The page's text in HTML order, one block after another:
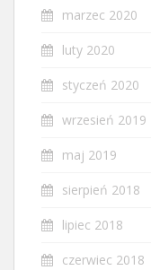
marzec 2020
luty 2020
styczeń 2020
wrzesień 2019
maj 2019
sierpień 2018
lipiec 2018
czerwiec 2018